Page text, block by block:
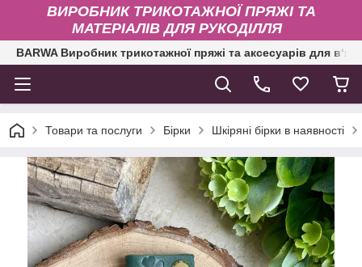
ВИРОБНИК ТРИКОТАЖНОЇ ПРЯЖІ ТА
МАТЕРІАЛІВ ДЛЯ РУКОДІЛЛЯ
BARWA Виробник трикотажної пряжі та аксесуарів для
Товари та послуги Бірки Шкіряні бірки в наявності